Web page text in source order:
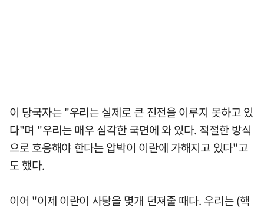
이 당국자는 "우리는 실제로 큰 진전을 이루지 못하고 있
다"며 "우리는 매우 심각한 국면에 와 있다. 적절한 방식
으로 호응해야 한다는 압박이 이란에 가해지고 있다"고
도 했다.
이어 "이제 이란이 사탕을 몇개 던져줄 때다. 우리는 (핵